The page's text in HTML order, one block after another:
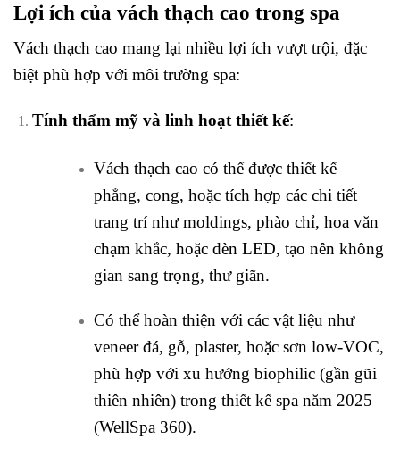
Lợi ích của vách thạch cao trong spa
Vách thạch cao mang lại nhiều lợi ích vượt trội, đặc
biệt phù hợp với môi trường spa:
Tính thẩm mỹ và linh hoạt thiết kế:
Vách thạch cao có thể được thiết kế
phẳng, cong, hoặc tích hợp các chi tiết
trang trí như moldings, phào chỉ, hoa văn
chạm khắc, hoặc đèn LED, tạo nên không
gian sang trọng, thư giãn.
Có thể hoàn thiện với các vật liệu như
veneer đá, gỗ, plaster, hoặc sơn low-VOC,
phù hợp với xu hướng biophilic (gần gũi
thiên nhiên) trong thiết kế spa năm 2025
(WellSpa 360).